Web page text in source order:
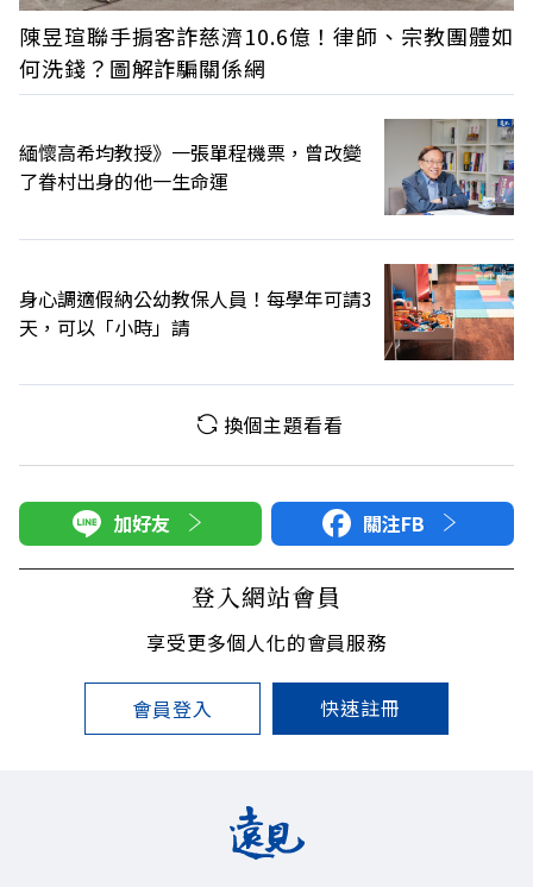
陳昱瑄聯手掮客詐慈濟10.6億！律師、宗教團體如
何洗錢？圖解詐騙關係網
緬懷高希均教授》一張單程機票，曾改變
了眷村出身的他一生命運
身心調適假納公幼教保人員！每學年可請3
天，可以「小時」請
換個主題看看
加好友 關注FB
登入網站會員
享受更多個人化的會員服務
會員登入 快速註冊